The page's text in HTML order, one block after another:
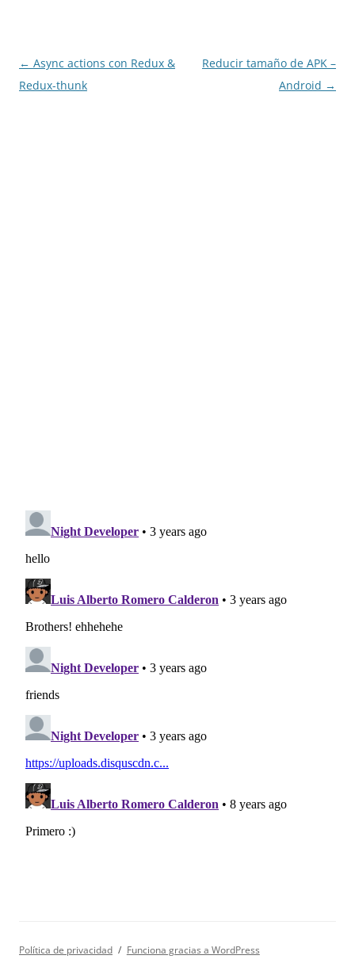
Navegación
de
← Async actions con Redux &
Redux-thunk
Reducir tamaño de APK –
Android →
Política de privacidad Funciona gracias a WordPress